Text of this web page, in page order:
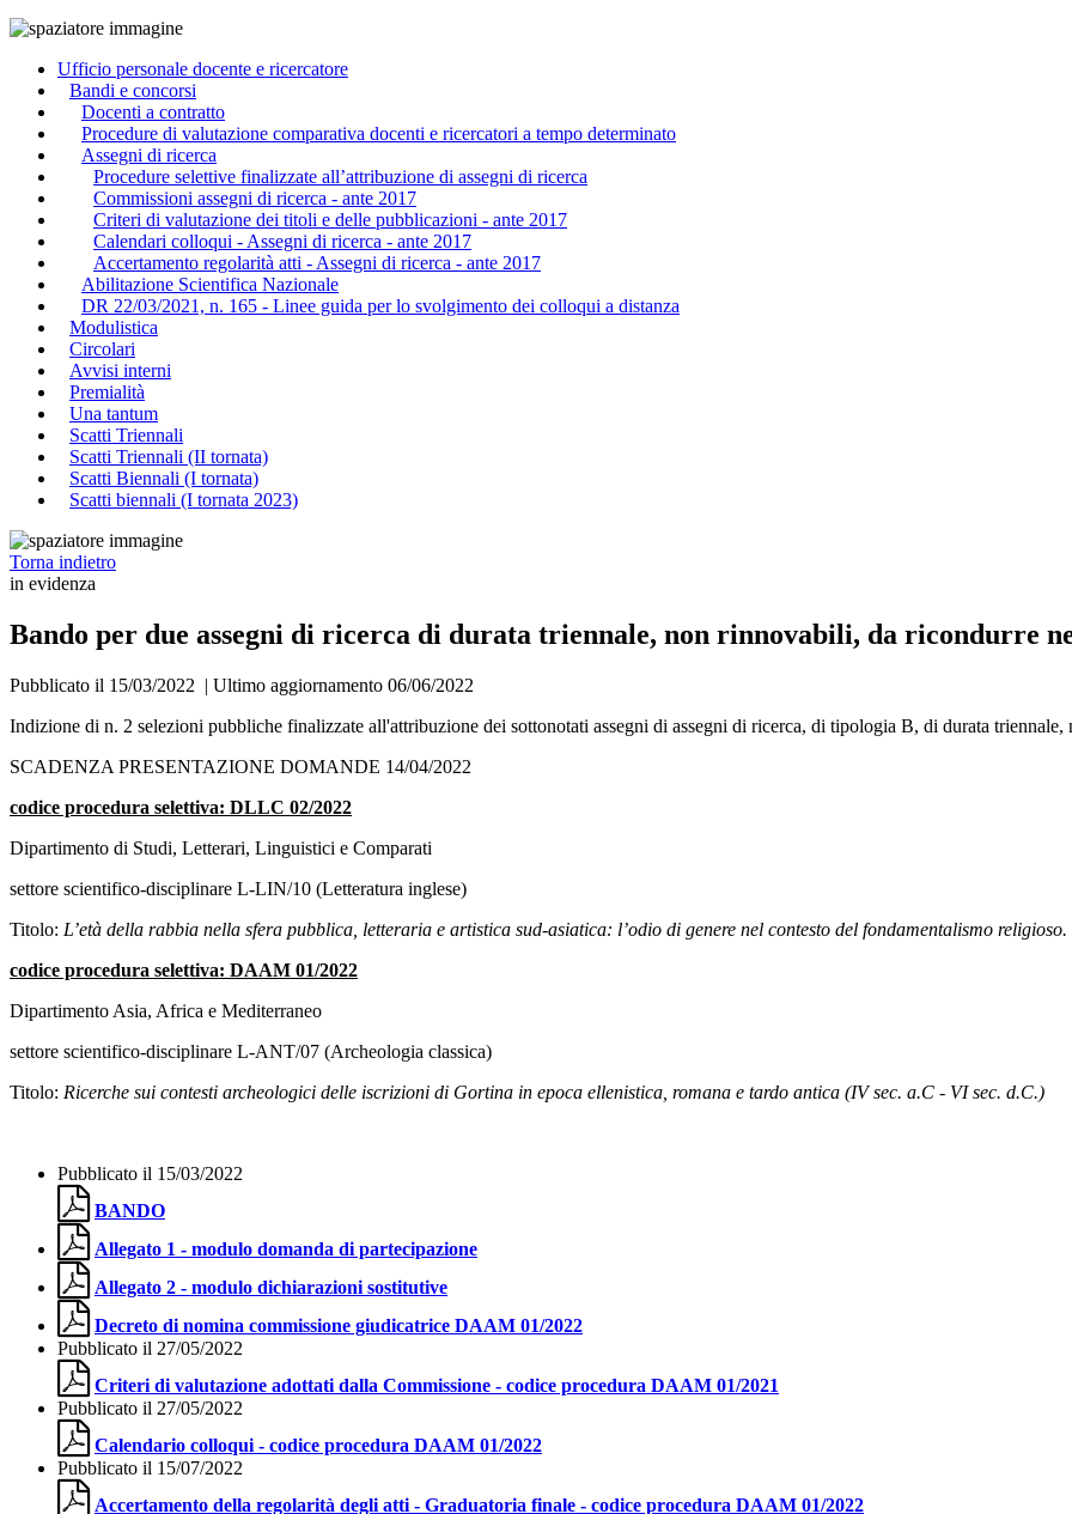
Ufficio personale docente e ricercatore
Bandi e concorsi
Docenti a contratto
Procedure di valutazione comparativa docenti e ricercatori a tempo determinato
Assegni di ricerca
Procedure selettive finalizzate all’attribuzione di assegni di ricerca
Commissioni assegni di ricerca - ante 2017
Criteri di valutazione dei titoli e delle pubblicazioni - ante 2017
Calendari colloqui - Assegni di ricerca - ante 2017
Accertamento regolarità atti - Assegni di ricerca - ante 2017
Abilitazione Scientifica Nazionale
DR 22/03/2021, n. 165 - Linee guida per lo svolgimento dei colloqui a distanza
Modulistica
Circolari
Avvisi interni
Premialità
Una tantum
Scatti Triennali
Scatti Triennali (II tornata)
Scatti Biennali (I tornata)
Scatti biennali (I tornata 2023)
Torna indietro
in evidenza
Bando per due assegni di ricerca di durata triennale, non rinnovabili, da ricondurre
Pubblicato il 15/03/2022 | Ultimo aggiornamento 06/06/2022
Indizione di n. 2 selezioni pubbliche finalizzate all'attribuzione dei sottonotati assegni di assegni di ricerca, di tipologia B, di durata
SCADENZA PRESENTAZIONE DOMANDE 14/04/2022
codice procedura selettiva: DLLC 02/2022
Dipartimento di Studi, Letterari, Linguistici e Comparati
settore scientifico-disciplinare L-LIN/10 (Letteratura inglese)
Titolo: L’età della rabbia nella sfera pubblica, letteraria e artistica sud-asiatica: l’odio di genere nel contesto del fondamentalismo religioso.
codice procedura selettiva: DAAM 01/2022
Dipartimento Asia, Africa e Mediterraneo
settore scientifico-disciplinare L-ANT/07 (Archeologia classica)
Titolo: Ricerche sui contesti archeologici delle iscrizioni di Gortina in epoca ellenistica, romana e tardo antica (IV sec. a.C - VI sec. d.C.)
Pubblicato il 15/03/2022
BANDO
Allegato 1 - modulo domanda di partecipazione
Allegato 2 - modulo dichiarazioni sostitutive
Decreto di nomina commissione giudicatrice DAAM 01/2022
Pubblicato il 27/05/2022
Criteri di valutazione adottati dalla Commissione - codice procedura DAAM 01/2021
Pubblicato il 27/05/2022
Calendario colloqui - codice procedura DAAM 01/2022
Pubblicato il 15/07/2022
Accertamento della regolarità degli atti - Graduatoria finale - codice procedura DAAM 01/2022